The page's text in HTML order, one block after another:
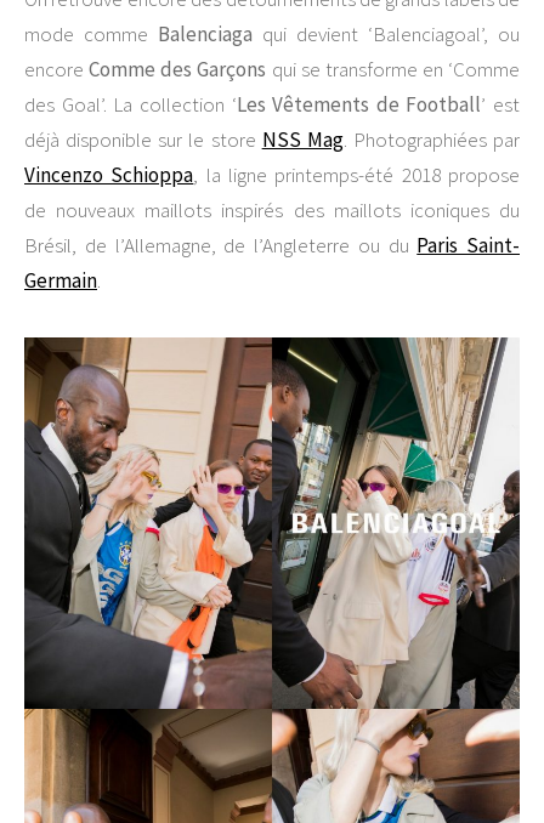
mode comme Balenciaga qui devient ‘Balenciagoal’, ou
encoreComme des Garçons qui se transforme en ‘Comme
des Goal’. La collection ‘Les Vêtements de Football’ est
déjà disponible sur le store NSS Mag. Photographiées par
Vincenzo Schioppa, la ligne printemps-été 2018 propose
de nouveaux maillots inspirés des maillots iconiques du
Brésil, de l’Allemagne, de l’Angleterre ou du Paris Saint-
Germain.